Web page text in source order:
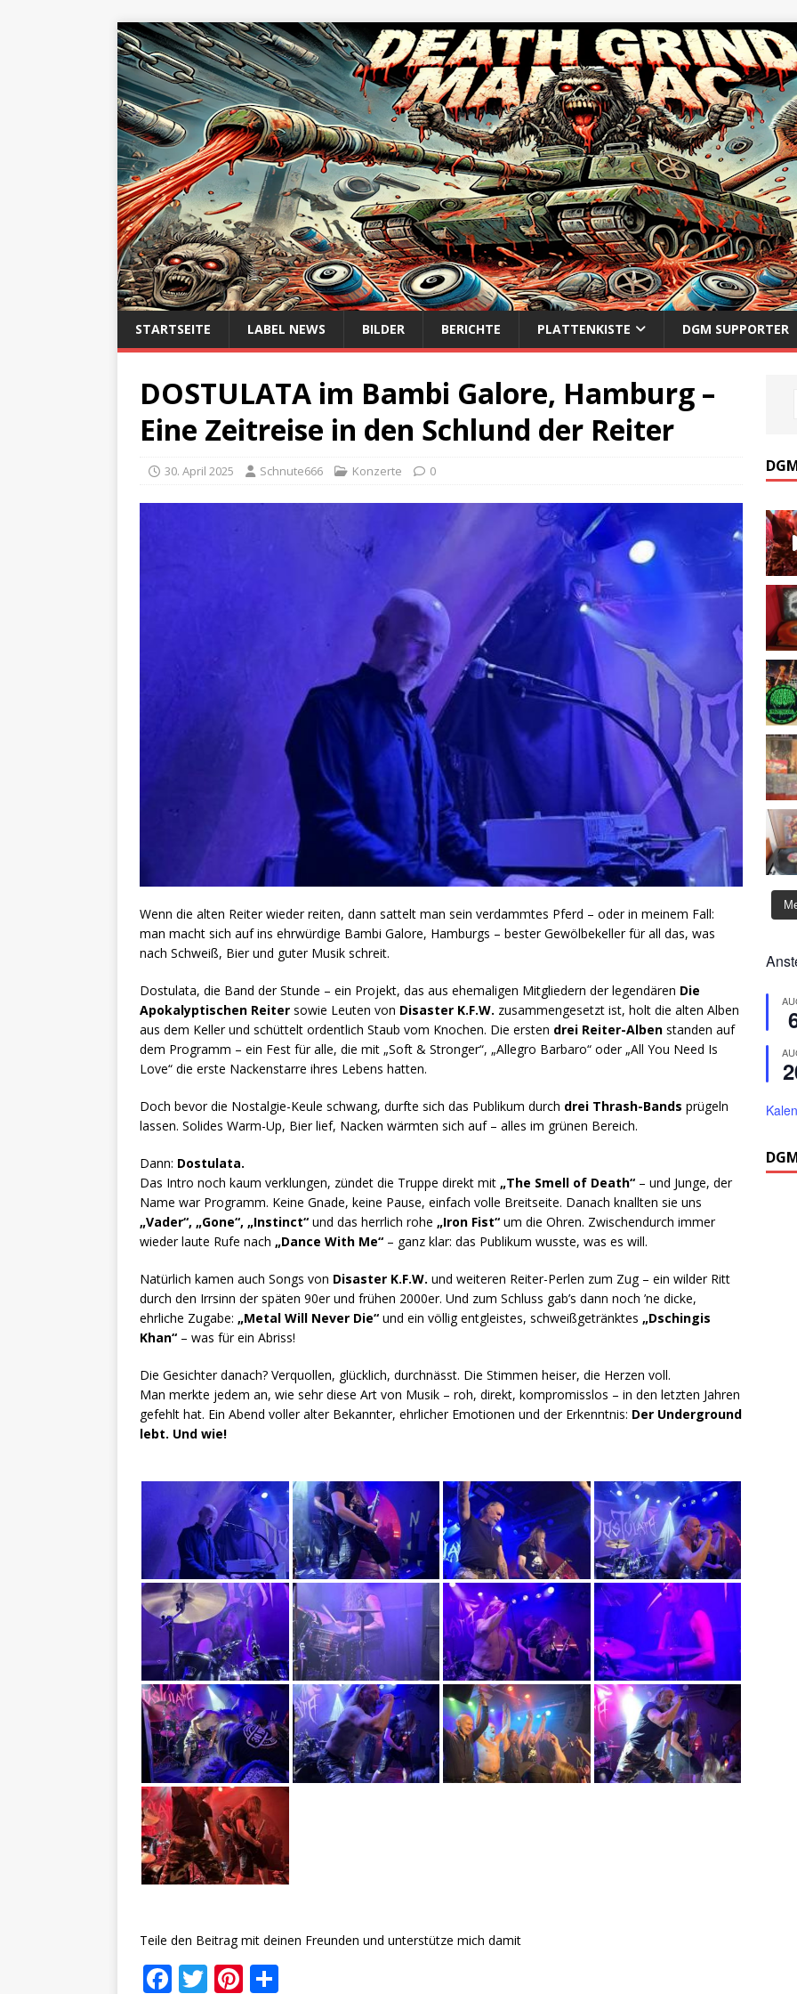
STARTSEITE LABEL NEWS BILDER BERICHTE PLATTENKISTE DGM SUPPORTER
DOSTULATA im Bambi Galore, Hamburg –
Eine Zeitreise in den Schlund der Reiter
30. April 2025 Schnute666 Konzerte 0
Wenn die alten Reiter wieder reiten, dann sattelt man sein verdammtes Pferd – oder in meinem Fall:
man macht sich auf ins ehrwürdige Bambi Galore, Hamburgs – bester Gewölbekeller für all das, was
nach Schweiß, Bier und guter Musik schreit.
Dostulata, die Band der Stunde – ein Projekt, das aus ehemaligen Mitgliedern der legendären Die
Apokalyptischen Reiter sowie Leuten von Disaster K.F.W. zusammengesetzt ist, holt die alten Alben
aus dem Keller und schüttelt ordentlich Staub vom Knochen. Die ersten drei Reiter-Alben standen auf
dem Programm – ein Fest für alle, die mit „Soft & Stronger“, „Allegro Barbaro“ oder „All You Need Is
Love“ die erste Nackenstarre ihres Lebens hatten.
Doch bevor die Nostalgie-Keule schwang, durfte sich das Publikum durch drei Thrash-Bands prügeln
lassen. Solides Warm-Up, Bier lief, Nacken wärmten sich auf – alles im grünen Bereich.
Dann: Dostulata.
Das Intro noch kaum verklungen, zündet die Truppe direkt mit „The Smell of Death“ – und Junge, der
Name war Programm. Keine Gnade, keine Pause, einfach volle Breitseite. Danach knallten sie uns
„Vader“, „Gone“, „Instinct“ und das herrlich rohe „Iron Fist“ um die Ohren. Zwischendurch immer
wieder laute Rufe nach „Dance With Me“ – ganz klar: das Publikum wusste, was es will.
Natürlich kamen auch Songs von Disaster K.F.W. und weiteren Reiter-Perlen zum Zug – ein wilder Ritt
durch den Irrsinn der späten 90er und frühen 2000er. Und zum Schluss gab’s dann noch ’ne dicke,
ehrliche Zugabe: „Metal Will Never Die“ und ein völlig entgleistes, schweißgetränktes „Dschingis
Khan“ – was für ein Abriss!
Die Gesichter danach? Verquollen, glücklich, durchnässt. Die Stimmen heiser, die Herzen voll.
Man merkte jedem an, wie sehr diese Art von Musik – roh, direkt, kompromisslos – in den letzten Jahren
gefehlt hat. Ein Abend voller alter Bekannter, ehrlicher Emotionen und der Erkenntnis: Der Underground
lebt. Und wie!
Teile den Beitrag mit deinen Freunden und unterstütze mich damit
F T Pi